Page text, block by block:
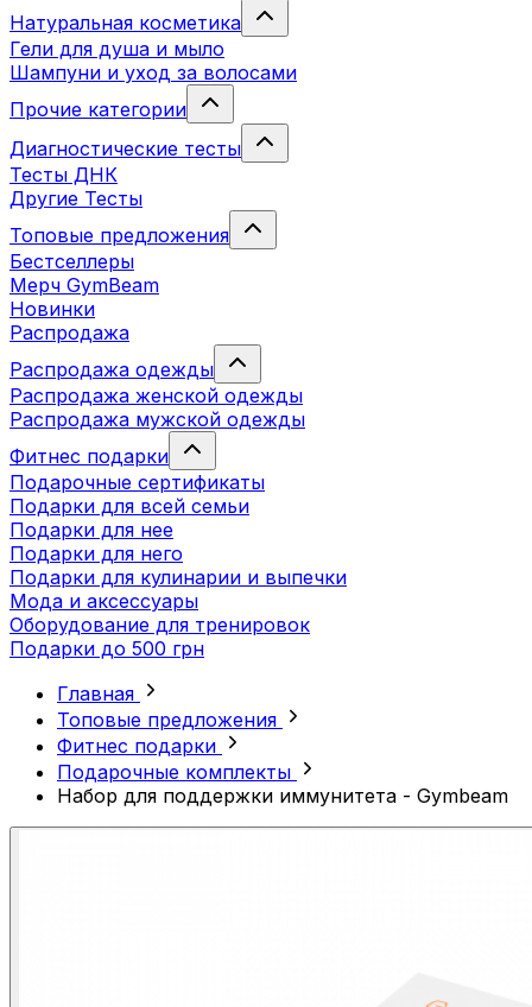
Натуральная косметика
Гели для душа и мыло
Шампуни и уход за волосами
Прочие категории
Диагностические тесты
Тесты ДНК
Другие Тесты
Топовые предложения
Бестселлеры
Мерч GymBeam
Новинки
Распродажа
Распродажа одежды
Распродажа женской одежды
Распродажа мужской одежды
Фитнес подарки
Подарочные сертификаты
Подарки для всей семьи
Подарки для нее
Подарки для него
Подарки для кулинарии и выпечки
Мода и аксессуары
Оборудование для тренировок
Подарки до 500 грн
Главная
Топовые предложения
Фитнес подарки
Подарочные комплекты
Набор для поддержки иммунитета - Gymbeam